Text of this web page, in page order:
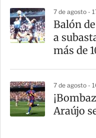
7 de agosto -
Balón
a
más de
7 de agosto -
Araújo